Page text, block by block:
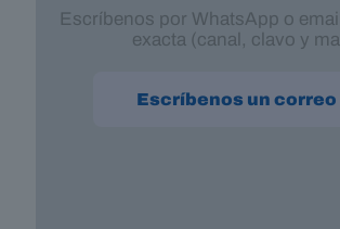
Escríbenos por WhatsApp o
exacta (canal, clavo y
Escríbenos un correo